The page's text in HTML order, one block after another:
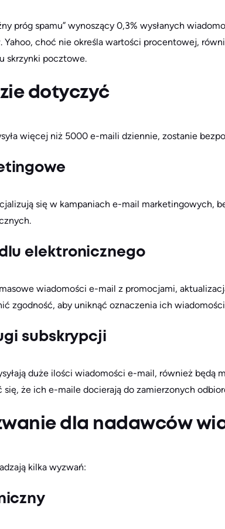
próg spamu” wynoszący 0,3% wysłanych
Yahoo, choć nie określa wartości procentowej,
skrzynki pocztowe.
dotyczyć
więcej niż 5000 e-maili dziennie, zostanie
się w kampaniach e-mail marketingowych,
elektronicznego
wiadomości e-mail z promocjami,
zgodność, aby uniknąć oznaczenia ich
subskrypcji
duże ilości wiadomości e-mail, również będą
że ich e-maile docierają do zamierzonych
dla nadawców
kilka wyzwań: